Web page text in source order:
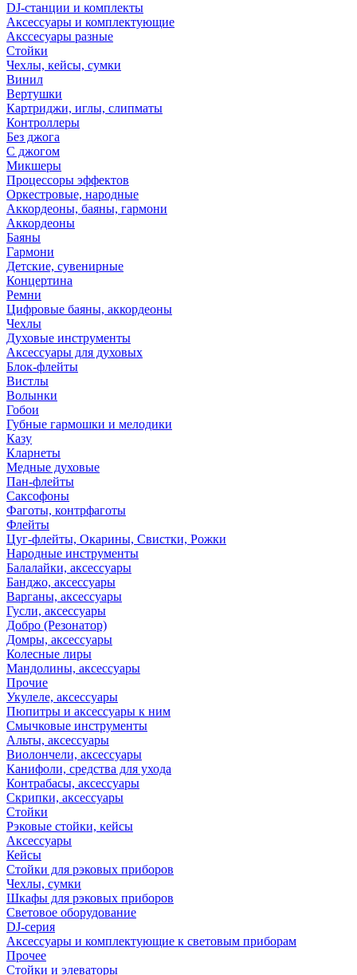
DJ-станции и комплекты
Аксессуары и комплектующие
Акссесуары разные
Стойки
Чехлы, кейсы, сумки
Винил
Вертушки
Картриджи, иглы, слипматы
Контроллеры
Без джога
С джогом
Микшеры
Процессоры эффектов
Оркестровые, народные
Аккордеоны, баяны, гармони
Аккордеоны
Баяны
Гармони
Детские, сувенирные
Концертина
Ремни
Цифровые баяны, аккордеоны
Чехлы
Духовые инструменты
Аксессуары для духовых
Блок-флейты
Вистлы
Волынки
Гобои
Губные гармошки и мелодики
Казу
Кларнеты
Медные духовые
Пан-флейты
Саксофоны
Фаготы, контрфаготы
Флейты
Цуг-флейты, Окарины, Свистки, Рожки
Народные инструменты
Балалайки, аксессуары
Банджо, аксессуары
Варганы, аксессуары
Гусли, аксессуары
Добро (Резонатор)
Домры, аксессуары
Колесные лиры
Мандолины, аксессуары
Прочие
Укулеле, аксессуары
Пюпитры и аксессуары к ним
Смычковые инструменты
Альты, аксессуары
Виолончели, аксессуары
Канифоли, средства для ухода
Контрабасы, аксессуары
Скрипки, аксессуары
Стойки
Рэковые стойки, кейсы
Аксессуары
Кейсы
Стойки для рэковых приборов
Чехлы, сумки
Шкафы для рэковых приборов
Световое оборудование
DJ-серия
Аксессуары и комплектующие к световым приборам
Прочее
Стойки и элеваторы